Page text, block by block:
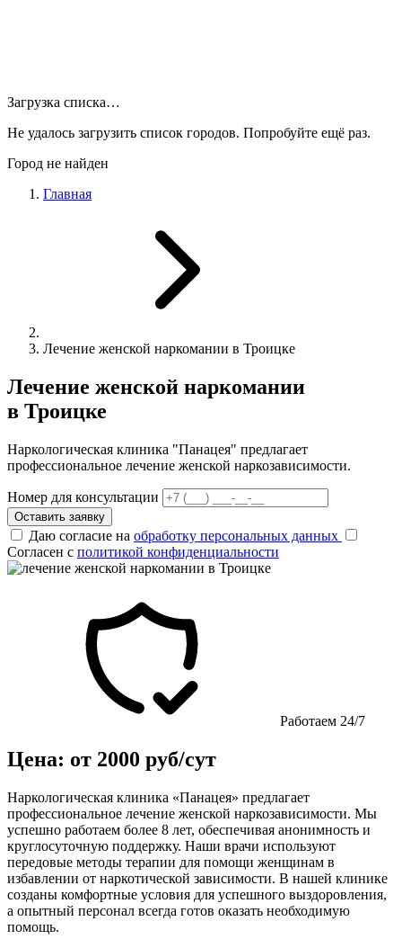
Загрузка списка…
Не удалось загрузить список городов. Попробуйте ещё раз.
Город не найден
Главная
Лечение женской наркомании в Троицке
Лечение женской наркомании
в Троицке
Наркологическая клиника "Панацея" предлагает
профессиональное лечение женской наркозависимости.
Номер для консультации
Оставить заявку
Даю согласие на обработку персональных данных
Согласен с политикой конфиденциальности
Работаем 24/7
Цена: от 2000 руб/сут
Наркологическая клиника «Панацея» предлагает
профессиональное лечение женской наркозависимости. Мы
успешно работаем более 8 лет, обеспечивая анонимность и
круглосуточную поддержку. Наши врачи используют
передовые методы терапии для помощи женщинам в
избавлении от наркотической зависимости. В нашей клинике
созданы комфортные условия для успешного выздоровления,
а опытный персонал всегда готов оказать необходимую
помощь.